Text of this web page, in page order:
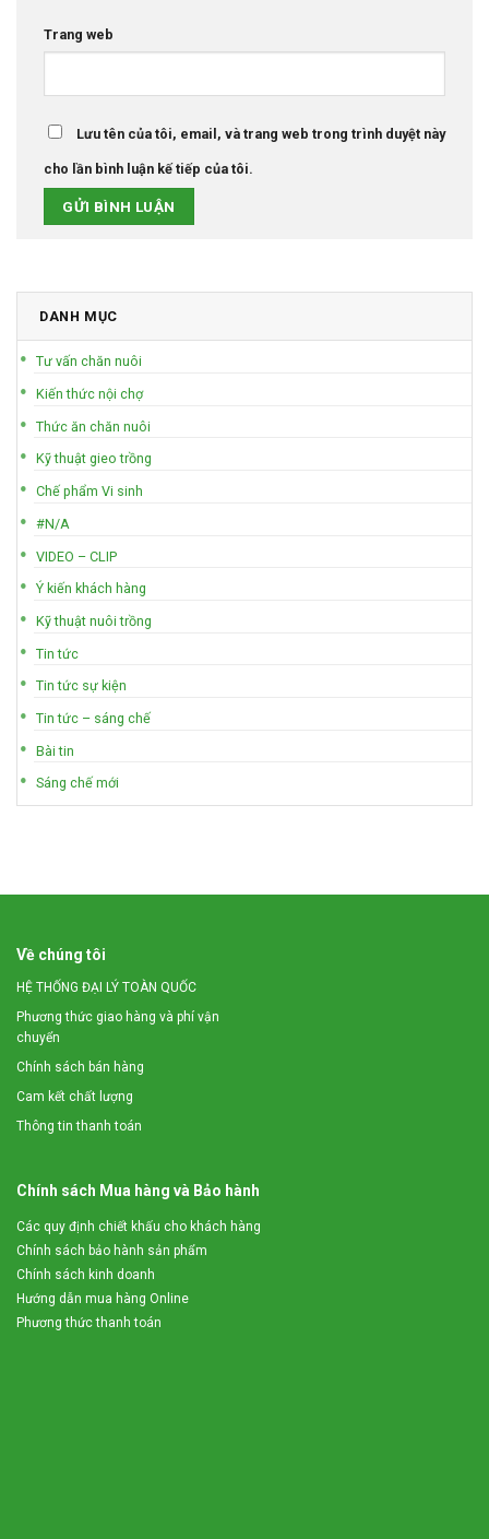
Trang web
Lưu tên của tôi, email, và trang web trong trình duyệt này
cho lần bình luận kế tiếp của tôi.
DANH MỤC
Tư vấn chăn nuôi
Kiến thức nội chợ
Thức ăn chăn nuôi
Kỹ thuật gieo trồng
Chế phẩm Vi sinh
#N/A
VIDEO – CLIP
Ý kiến khách hàng
Kỹ thuật nuôi trồng
Tin tức
Tin tức sự kiện
Tin tức – sáng chế
Bài tin
Sáng chế mới
Về chúng tôi
HỆ THỐNG ĐẠI LÝ TOÀN QUỐC
Phương thức giao hàng và phí vận
chuyển
Chính sách bán hàng
Cam kết chất lượng
Thông tin thanh toán
Chính sách Mua hàng và Bảo hành
Các quy định chiết khấu cho khách hàng
Chính sách bảo hành sản phẩm
Chính sách kinh doanh
Hướng dẫn mua hàng Online
Phương thức thanh toán